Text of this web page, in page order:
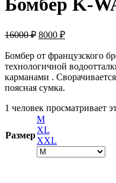
16000₽ 8000 ₽
Бомбер от французского
технологичной
карманами .
поясная сумка.
1 человек просматривает
Размер
M
XL
XXL